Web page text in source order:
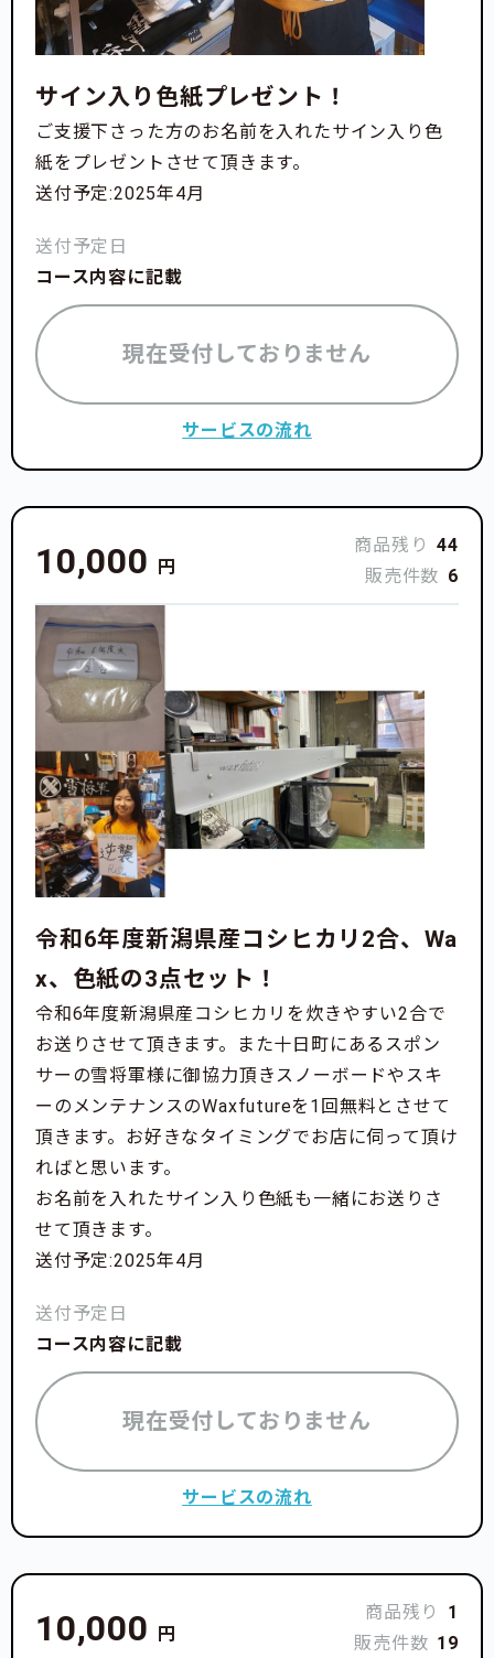
サイン入り色紙プレゼント！
ご支援下さった方のお名前を入れたサイン入り色
紙をプレゼントさせて頂きます。
送付予定:2025年4月
送付予定日
コース内容に記載
現在受付しておりません
サービスの流れ
10,000 円
商品残り 44
販売件数 6
令和6年度新潟県産コシヒカリ2合、Wa
x、色紙の3点セット！
令和6年度新潟県産コシヒカリを炊きやすい2合で
お送りさせて頂きます。また十日町にあるスポン
サーの雪将軍様に御協力頂きスノーボードやスキ
ーのメンテナンスのWaxfutureを1回無料とさせて
頂きます。お好きなタイミングでお店に伺って頂け
ればと思います。
お名前を入れたサイン入り色紙も一緒にお送りさ
せて頂きます。
送付予定:2025年4月
送付予定日
コース内容に記載
現在受付しておりません
サービスの流れ
10,000 円
商品残り
1
販売件数 19